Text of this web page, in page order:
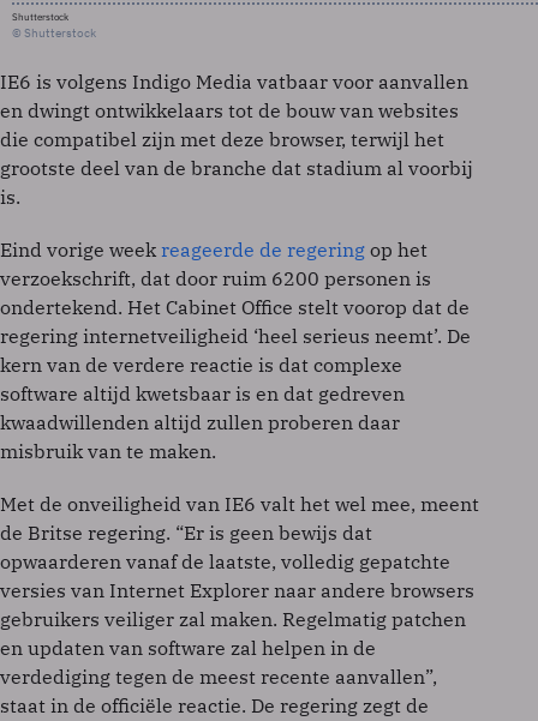
Shutterstock
© Shutterstock
IE6 is volgens Indigo Media vatbaar voor aanvallen
en dwingt ontwikkelaars tot de bouw van websites
die compatibel zijn met deze browser, terwijl het
grootste deel van de branche dat stadium al voorbij
is.
Eind vorige week reageerde de regering op het
verzoekschrift, dat door ruim 6200 personen is
ondertekend. Het Cabinet Office stelt voorop dat de
regering internetveiligheid ‘heel serieus neemt’. De
kern van de verdere reactie is dat complexe
software altijd kwetsbaar is en dat gedreven
kwaadwillenden altijd zullen proberen daar
misbruik van te maken.
Met de onveiligheid van IE6 valt het wel mee, meent
de Britse regering. “Er is geen bewijs dat
opwaarderen vanaf de laatste, volledig gepatchte
versies van Internet Explorer naar andere browsers
gebruikers veiliger zal maken. Regelmatig patchen
en updaten van software zal helpen in de
verdediging tegen de meest recente aanvallen”,
staat in de officiële reactie. De regering zegt de